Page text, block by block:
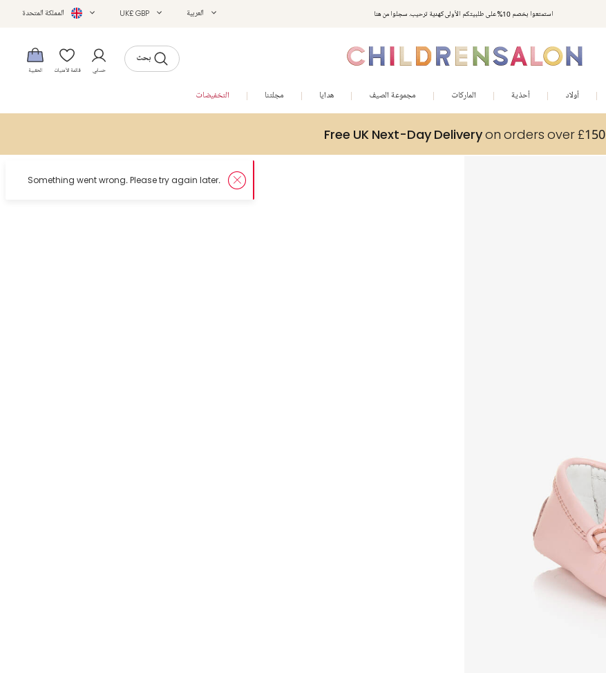
استمتعوا بخصم 10% على طلبيتكم الأولى كهدية ترحيب. سجلوا من هنا العربية UK£ GBP المملكة المتحدة
بحث
حسابي قائمة الأمنيات الحقيبة
أولاد أحذية الماركات مجموعة الصيف هدايا مجلتنا التخفيضات
Free UK Next-Day Deliveryon orders over £150